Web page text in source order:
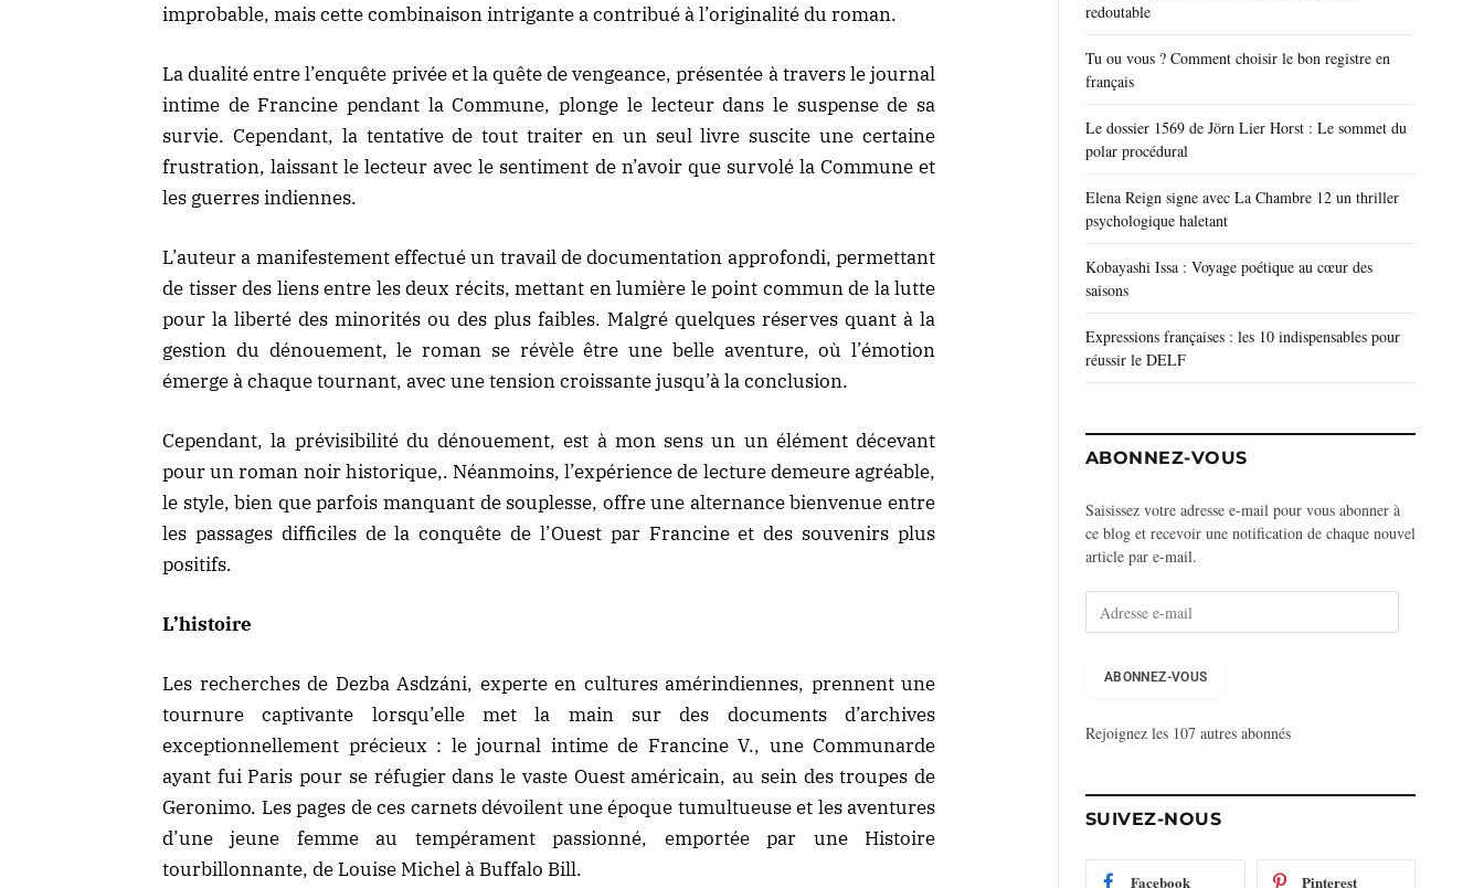
improbable, mais cette combinaison intrigante a contribué à l’originalité du roman.
La dualité entre l’enquête privée et la quête de vengeance, présentée à travers le journal
intime de Francine pendant la Commune, plonge le lecteur dans le suspense de sa
survie. Cependant, la tentative de tout traiter en un seul livre suscite une certaine
frustration, laissant le lecteur avec le sentiment de n’avoir que survolé la Commune et
les guerres indiennes.
L’auteur a manifestement effectué un travail de documentation approfondi, permettant
de tisser des liens entre les deux récits, mettant en lumière le point commun de la lutte
pour la liberté des minorités ou des plus faibles. Malgré quelques réserves quant à la
gestion du dénouement, le roman se révèle être une belle aventure, où l’émotion
émerge à chaque tournant, avec une tension croissante jusqu’à la conclusion.
Cependant, la prévisibilité du dénouement, est à mon sens un un élément décevant
pour un roman noir historique,. Néanmoins, l’expérience de lecture demeure agréable,
le style, bien que parfois manquant de souplesse, offre une alternance bienvenue entre
les passages difficiles de la conquête de l’Ouest par Francine et des souvenirs plus
positifs.
L’histoire
Les recherches de Dezba Asdzáni, experte en cultures amérindiennes, prennent une
tournure captivante lorsqu’elle met la main sur des documents d’archives
exceptionnellement précieux : le journal intime de Francine V., une Communarde
ayant fui Paris pour se réfugier dans le vaste Ouest américain, au sein des troupes de
Geronimo. Les pages de ces carnets dévoilent une époque tumultueuse et les aventures
d’une jeune femme au tempérament passionné, emportée par une Histoire
tourbillonnante, de Louise Michel à Buffalo Bill.
redoutable
Tu ou vous ? Comment choisir le bon registre en
français
Le dossier 1569 de Jörn Lier Horst : Le sommet du
polar procédural
Elena Reign signe avec La Chambre 12 un thriller
psychologique haletant
Kobayashi Issa : Voyage poétique au cœur des
saisons
Expressions françaises : les 10 indispensables pour
réussir le DELF
ABONNEZ-VOUS
Saisissez votre adresse e-mail pour vous abonner à
ce blog et recevoir une notification de chaque nouvel
article par e-mail.
e
m
a
ABONNEZ-VOUS
Rejoignez les 107 autres abonnés
SUIVEZ-NOUS
Facebook Pinterest